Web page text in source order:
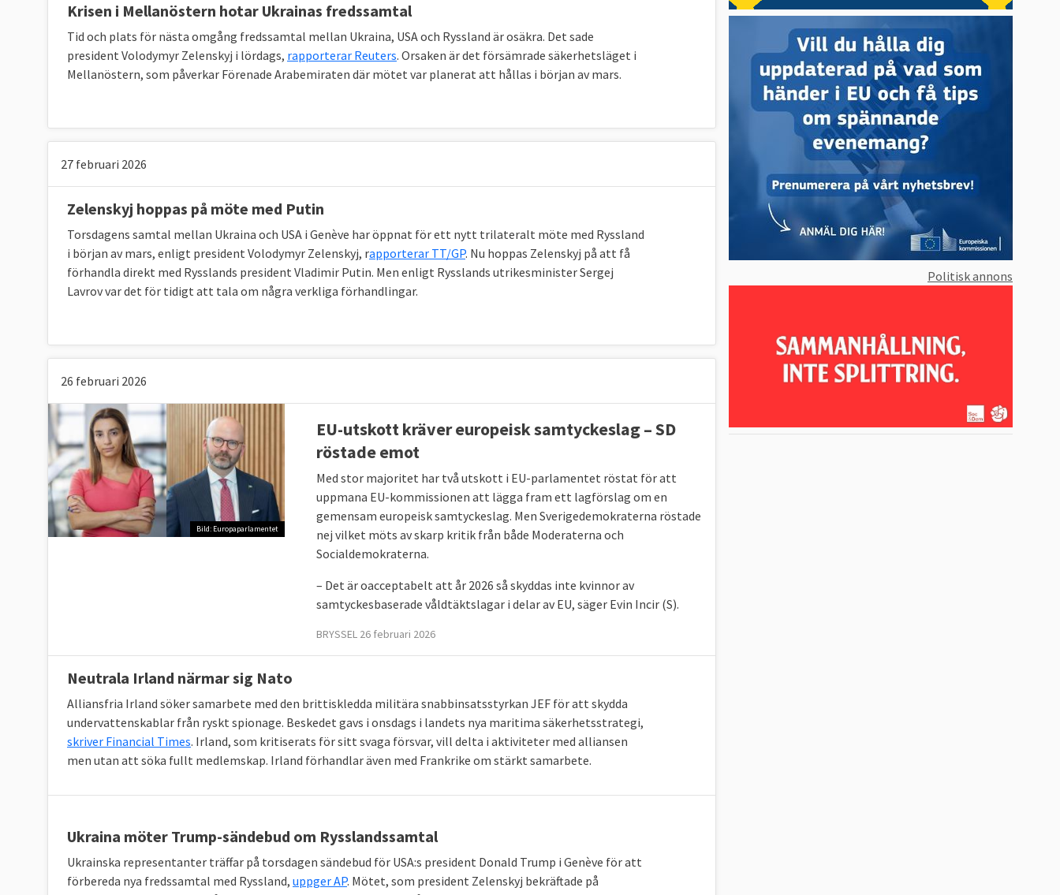
Krisen i Mellanöstern hotar Ukrainas fredssamtal
Tid och plats för nästa omgång fredssamtal mellan Ukraina, USA och Ryssland är osäkra. Det sade
president Volodymyr Zelenskyj i lördags, rapporterar Reuters. Orsaken är det försämrade säkerhetsläget i
Mellanöstern, som påverkar Förenade Arabemiraten där mötet var planerat att hållas i början av mars.
27 februari 2026
Zelenskyj hoppas på möte med Putin
Torsdagens samtal mellan Ukraina och USA i Genève har öppnat för ett nytt trilateralt möte med Ryssland
i början av mars, enligt president Volodymyr Zelenskyj, rapporterar TT/GP. Nu hoppas Zelenskyj på att få
förhandla direkt med Rysslands president Vladimir Putin. Men enligt Rysslands utrikesminister Sergej
Lavrov var det för tidigt att tala om några verkliga förhandlingar.
26 februari 2026
Bild: Europaparlamentet
EU-utskott kräver europeisk samtyckeslag – SD
röstade emot
Med stor majoritet har två utskott i EU-parlamentet röstat för att
uppmana EU-kommissionen att lägga fram ett lagförslag om en
gemensam europeisk samtyckeslag. Men Sverigedemokraterna röstade
nej vilket möts av skarp kritik från både Moderaterna och
Socialdemokraterna.
– Det är oacceptabelt att år 2026 så skyddas inte kvinnor av
samtyckesbaserade våldtäktslagar i delar av EU, säger Evin Incir (S).
BRYSSEL 26 februari 2026
Neutrala Irland närmar sig Nato
Alliansfria Irland söker samarbete med den brittiskledda militära snabbinsatsstyrkan JEF för att skydda
undervattenskablar från ryskt spionage. Beskedet gavs i onsdags i landets nya maritima säkerhetsstrategi,
skriver Financial Times. Irland, som kritiserats för sitt svaga försvar, vill delta i aktiviteter med alliansen
men utan att söka fullt medlemskap. Irland förhandlar även med Frankrike om stärkt samarbete.
Ukraina möter Trump-sändebud om Rysslandssamtal
Ukrainska representanter träffar på torsdagen sändebud för USA:s president Donald Trump i Genève för att
förbereda nya fredssamtal med Ryssland, uppger AP. Mötet, som president Zelenskyj bekräftade på
Politisk annons